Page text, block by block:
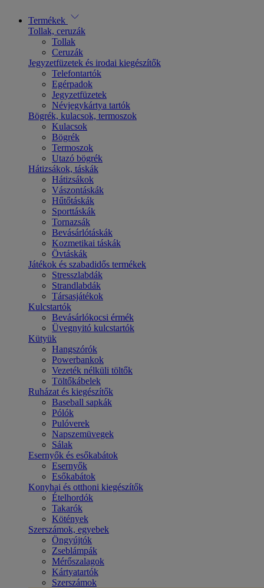
Termékek
Tollak, ceruzák
Tollak
Ceruzák
Jegyzetfüzetek és irodai kiegészítők
Telefontartók
Egérpadok
Jegyzetfüzetek
Névjegykártya tartók
Bögrék, kulacsok, termoszok
Kulacsok
Bögrék
Termoszok
Utazó bögrék
Hátizsákok, táskák
Hátizsákok
Vászontáskák
Hűtőtáskák
Sporttáskák
Tornazsák
Bevásárlótáskák
Kozmetikai táskák
Övtáskák
Játékok és szabadidős termékek
Stresszlabdák
Strandlabdák
Társasjátékok
Kulcstartók
Bevásárlókocsi érmék
Üvegnyitó kulcstartók
Kütyük
Hangszórók
Powerbankok
Vezeték nélküli töltők
Töltőkábelek
Ruházat és kiegészítők
Baseball sapkák
Pólók
Pulóverek
Napszemüvegek
Sálak
Esernyők és esőkabátok
Esernyők
Esőkabátok
Konyhai és otthoni kiegészítők
Ételhordók
Takarók
Kötények
Szerszámok, egyebek
Öngyújtók
Zseblámpák
Mérőszalagok
Kártyatartók
Szerszámok